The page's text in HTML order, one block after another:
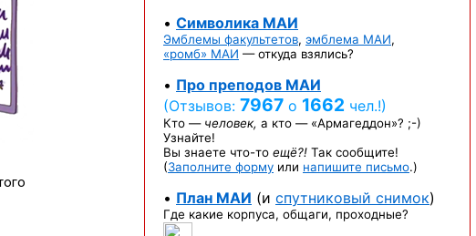
• Символика МАИ
Эмблемы факультетов, эмблема МАИ,
«ромб» МАИ — откуда взялись?
• Про преподов МАИ
(Отзывов: 7967 о 1662 чел.!)
Кто — человек, а кто — «Армагеддон»? ;-)
Узнайте!
Вы знаете что-то ещё?! Так сообщите!
(Заполните форму или напишите письмо.)
• План МАИ (и спутниковый снимок)
Где какие корпуса, общаги, проходные?